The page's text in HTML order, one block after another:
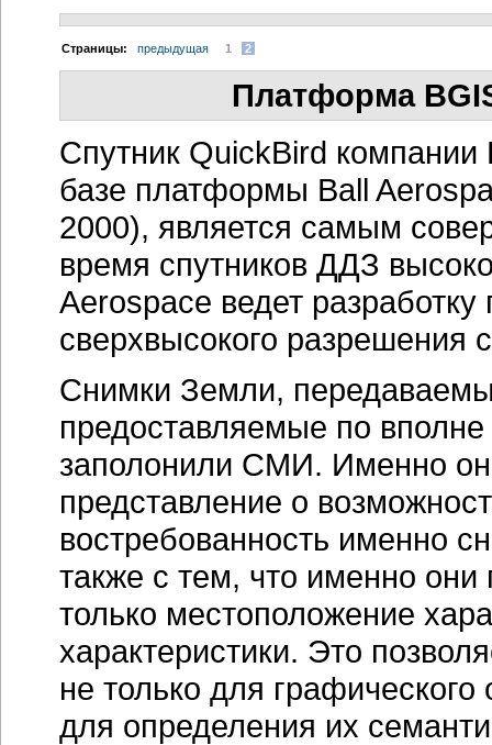
Cтраницы: предыдущая 1 2
Платформа
Спутник QuickBird
базе платформы Ball
2000), является самым
время спутников ДДЗ
Aerospace ведет
сверхвысокого разрешения
Снимки Земли,
предоставляемые по
заполонили СМИ. Именно
представление о
востребованность именно
также с тем, что именно
только местоположение
характеристики. Это
не только для
для определения их